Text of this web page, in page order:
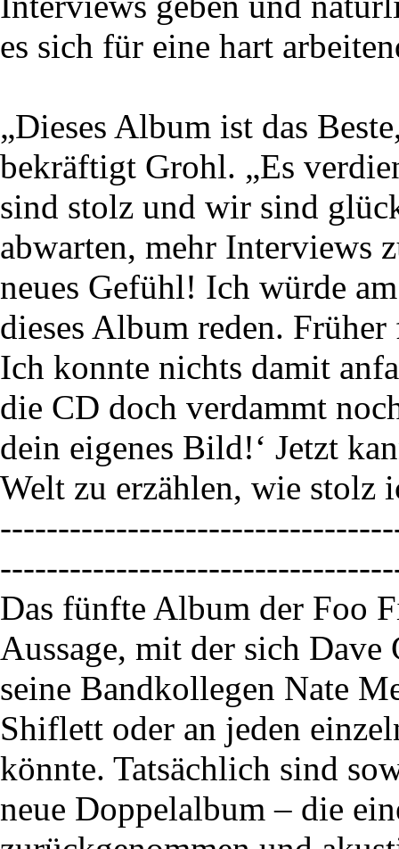
es sich für eine hart
„Dieses Album ist das
bekräftigt Grohl. „Es
sind stolz und wir sind
abwarten, mehr Interviews
neues Gefühl! Ich würde
dieses Album reden.
Ich konnte nichts damit
die CD doch verdammt
dein eigenes Bild!‘ Jetzt
Welt zu erzählen, wie stolz
Das fünfte Album der Foo
Aussage, mit der sich Dave
seine Bandkollegen Nate
Shiflett oder an jeden
könnte. Tatsächlich sind
neue Doppelalbum – die